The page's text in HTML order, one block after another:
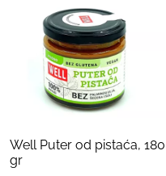
Well Puter od pistaća, 180
gr